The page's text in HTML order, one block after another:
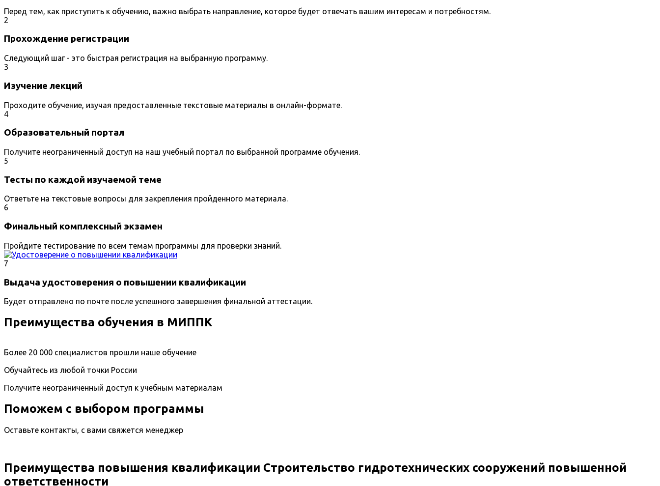
Перед тем, как приступить к обучению, важно выбрать направление, которое будет отвечать вашим интересам и потребностям.
2
Прохождение регистрации
Следующий шаг - это быстрая регистрация на выбранную программу.
3
Изучение лекций
Проходите обучение, изучая предоставленные текстовые материалы в онлайн-формате.
4
Образовательный портал
Получите неограниченный доступ на наш учебный портал по выбранной программе обучения.
5
Тесты по каждой изучаемой теме
Ответьте на текстовые вопросы для закрепления пройденного материала.
6
Финальный комплексный экзамен
Пройдите тестирование по всем темам программы для проверки знаний.
7
Выдача удостоверения о повышении квалификации
Будет отправлено по почте после успешного завершения финальной аттестации.
Преимущества обучения в МИППК
Более 20 000 специалистов прошли наше обучение
Обучайтесь из любой точки России
Получите неограниченный доступ к учебным материалам
Поможем с выбором программы
Оставьте контакты, с вами свяжется менеджер
Преимущества повышения квалификации Строительство гидротехнических сооружений повышенной
ответственности